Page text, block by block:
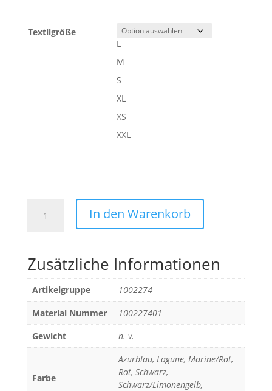
Textilgröße
L
M
S
XL
XS
XXL
JACKE
DAMEN
Menge
In den Warenkorb
Zusätzliche Informationen
Artikelgruppe
1002274
Material Nummer
100227401
Gewicht
n. v.
Farbe
Azurblau, Lagune, Marine/Rot,
Rot, Schwarz,
Schwarz/Limonengelb,